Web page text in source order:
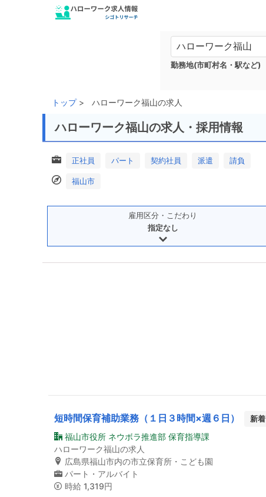
勤務地(市町村名・駅など)
トップ ハローワーク福山の求人
ハローワーク福山の求人・採用情報
正社員 パート 契約社員 派遣 請負
福山市
雇用区分・こだわり
指定なし
短時間保育補助業務（１日３時間×週６日） 新着
福山市役所 ネウボラ推進部 保育指導課
ハローワーク福山の求人
広島県福山市内の市立保育所・こども園
パート・アルバイト
時給 1,319円